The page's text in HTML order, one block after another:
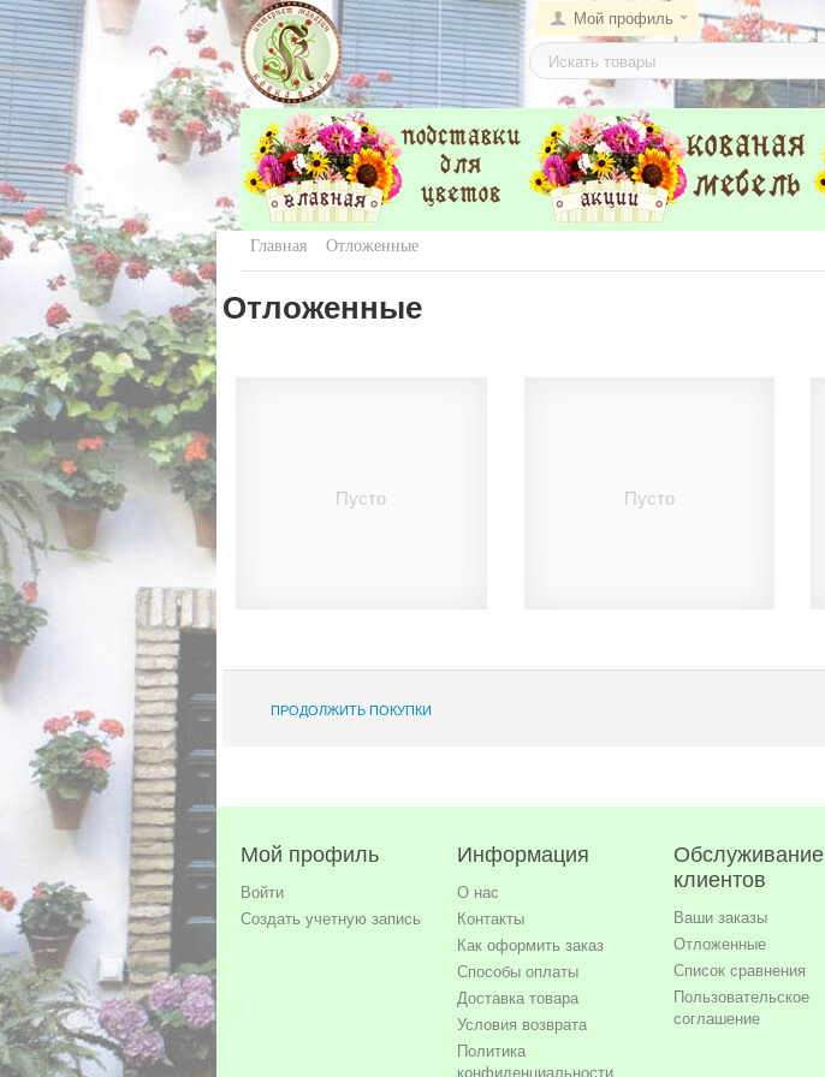
Мой профиль
Главная Отложенные
Отложенные
Пусто Пусто
ПРОДОЛЖИТЬ ПОКУПКИ
Мой профиль
Войти
Создать учетную запись
Информация
О нас
Контакты
Как оформить заказ
Способы оплаты
Доставка товара
Условия возврата
Политика
конфиденциальности
Обслуживание
клиентов
Ваши заказы
Отложенные
Список сравнения
Пользовательское
соглашение